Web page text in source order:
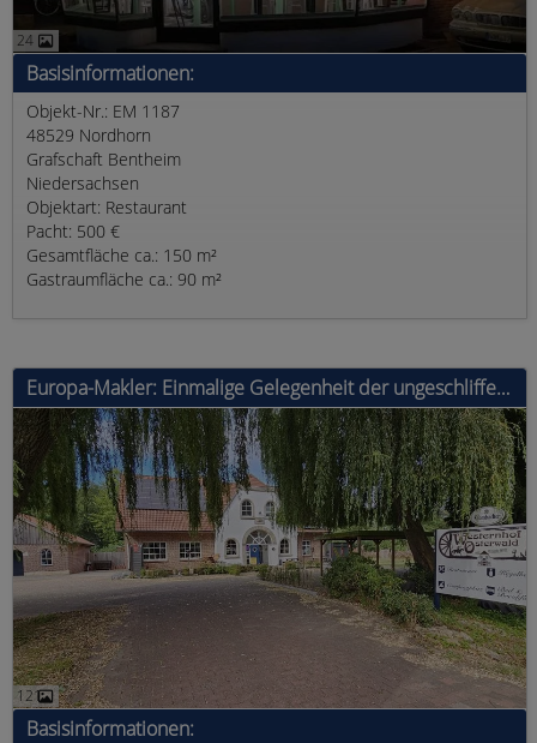
24
Basisinformationen:
Objekt-Nr.: EM 1187
48529 Nordhorn
Grafschaft Bentheim
Niedersachsen
Objektart: Restaurant
Pacht: 500 €
Gesamtfläche ca.: 150 m²
Gastraumfläche ca.: 90 m²
Europa-Makler: Einmalige Gelegenheit der ungeschliffene Diamant in der Grafschaft Bentheim,Campingplatz und Gastronomie
121
Basisinformationen: